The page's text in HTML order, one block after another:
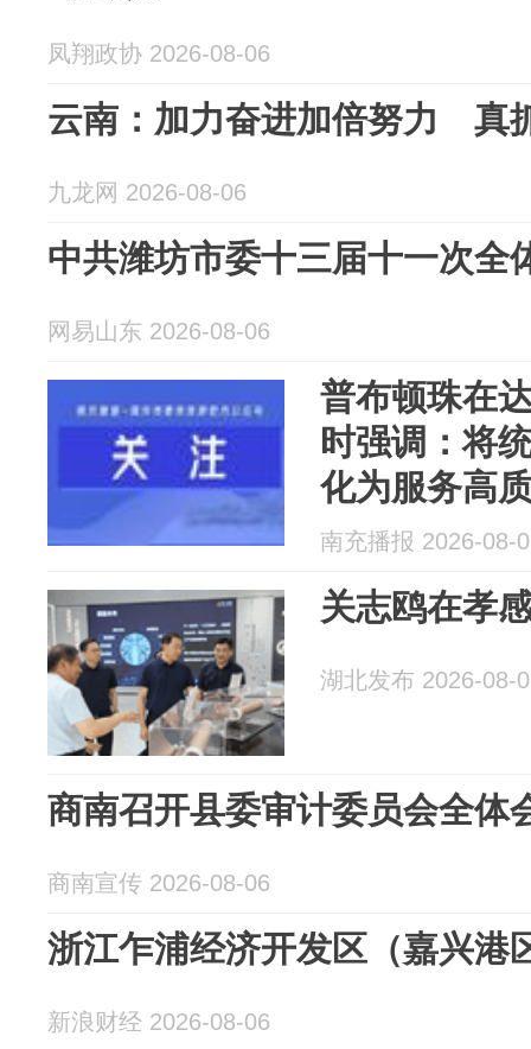
凤翔政协 2026-08-06
云南：加力奋进加倍努力 真
九龙网 2026-08-06
中共潍坊市委十三届十一次全
网易山东 2026-08-06
普布顿珠在
时强调：将
化为服务高
南充播报 2026-08-
关志鸥在孝
湖北发布 2026-08-
商南召开县委审计委员会全体
商南宣传 2026-08-06
浙江乍浦经济开发区（嘉兴港
新浪财经 2026-08-06